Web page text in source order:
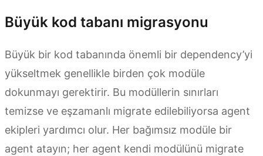
Büyük kod tabanı migrasyonu
Büyük bir kod tabanında önemli bir dependency’yi
yükseltmek genellikle birden çok modüle
dokunmayı gerektirir. Bu modüllerin sınırları
temizse ve eşzamanlı migrate edilebiliyorsa agent
ekipleri yardımcı olur. Her bağımsız modüle bir
agent atayın; her agent kendi modülünü migrate